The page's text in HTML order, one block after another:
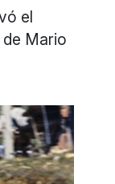
el
de Mario